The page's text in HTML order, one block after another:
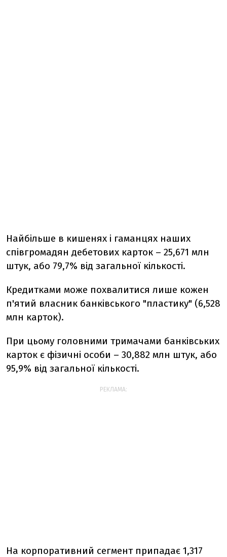
Найбільше в кишенях і гаманцях наших
співгромадян дебетових карток – 25,671 млн
штук, або 79,7% від загальної кількості.
Кредитками може похвалитися лише кожен
п'ятий власник банківського "пластику" (6,528
млн карток).
При цьому головними тримачами банківських
карток є фізичні особи – 30,882 млн штук, або
95,9% від загальної кількості.
РЕКЛАМА:
На корпоративний сегмент припадає 1,317